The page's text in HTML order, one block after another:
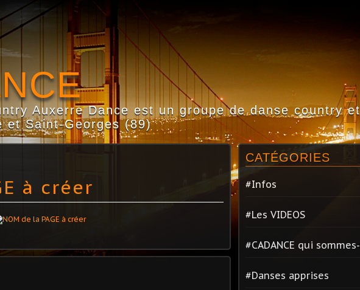
Auxerre Dance est un groupe de danse country
et Saint-Georges (89)
à créer
CATÉGORIES
#Infos
#Les VIDEOS
#CADANCE qui
#Danses apprises